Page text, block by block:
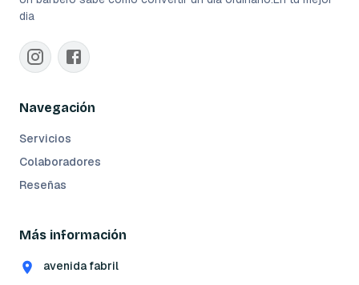
dia
Navegación
Servicios
Colaboradores
Reseñas
Más información
avenida fabril